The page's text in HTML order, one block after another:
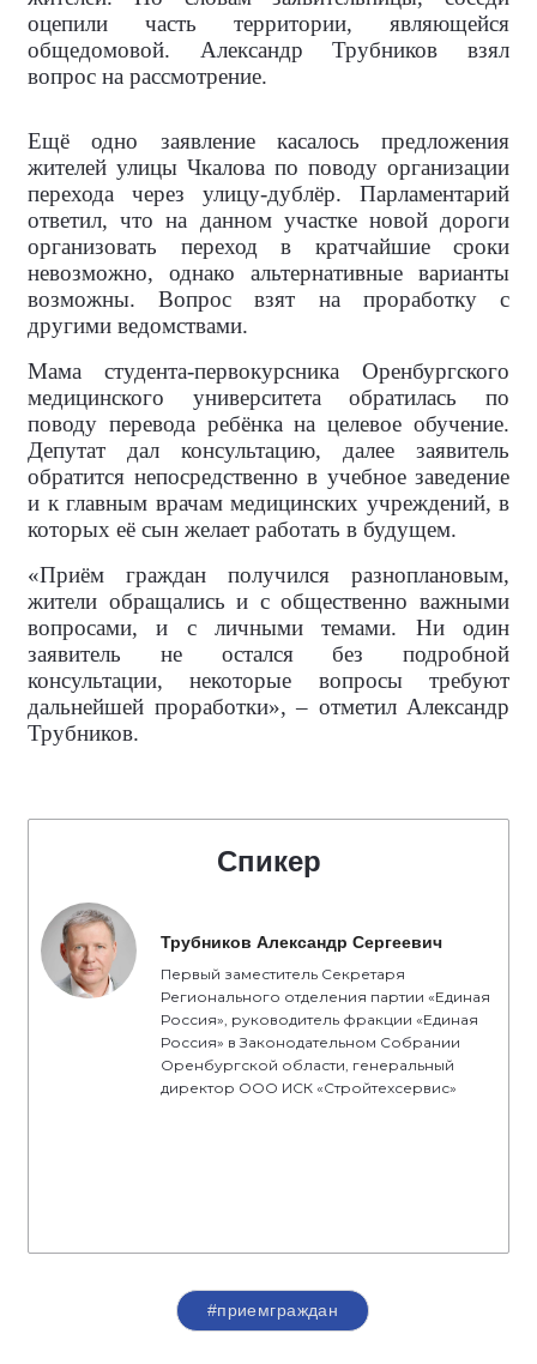
оцепили часть территории, являющейся
общедомовой. Александр Трубников взял
вопрос на рассмотрение.
Ещё одно заявление касалось предложения
жителей улицы Чкалова по поводу организации
перехода через улицу-дублёр. Парламентарий
ответил, что на данном участке новой дороги
организовать переход в кратчайшие сроки
невозможно, однако альтернативные варианты
возможны. Вопрос взят на проработку с
другими ведомствами.
Мама студента-первокурсника Оренбургского
медицинского университета обратилась по
поводу перевода ребёнка на целевое обучение.
Депутат дал консультацию, далее заявитель
обратится непосредственно в учебное заведение
и к главным врачам медицинских учреждений, в
которых её сын желает работать в будущем.
«Приём граждан получился разноплановым,
жители обращались и с общественно важными
вопросами, и с личными темами. Ни один
заявитель не остался без подробной
консультации, некоторые вопросы требуют
дальнейшей проработки», – отметил Александр
Трубников.
Спикер
Трубников Александр Сергеевич
Первый заместитель Секретаря
Регионального отделения партии «Единая
Россия», руководитель фракции «Единая
Россия» в Законодательном Собрании
Оренбургской области, генеральный
директор ООО ИСК «Стройтехсервис»
#приемграждан